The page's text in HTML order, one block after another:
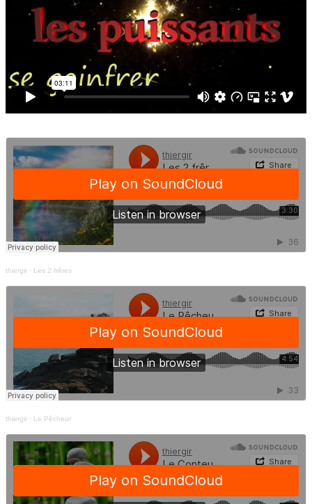
thiergir · Les 2 frêres
thiergir · Le Pêcheur